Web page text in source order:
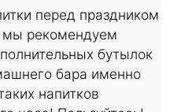
перед праздником
мы рекомендуем
бутылок
бара именно
напитков